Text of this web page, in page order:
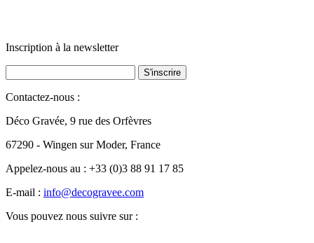
Inscription à la newsletter
Contactez-nous :
Déco Gravée, 9 rue des Orfèvres
67290 - Wingen sur Moder, France
Appelez-nous au : +33 (0)3 88 91 17 85
E-mail : info@decogravee.com
Vous pouvez nous suivre sur :